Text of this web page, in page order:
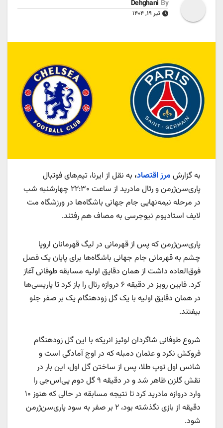
By
Dehghani
تیر ۱۹, ۱۴۰۴
به گزارش مرز اقتصاد، به نقل از ایرنا، تیم‌های فوتبال
پاری‌سن‌ژرمن و رئال مادرید از ساعت ۲۲:۳۰ چهارشنبه شب
در مرحله نیمه‌نهایی جام جهانی باشگاه‌ها در ورزشگاه مت
لایف استادیوم نیوجرسی به مصاف هم رفتند.
پاری‌سن‌ژرمن که پس از قهرمانی در لیگ قهرمانان اروپا
چشم به قهرمانی جام جهانی باشگاه‌ها برای پایان یک فصل
فوق‌العاده داشت از همان دقایق اولیه مسابقه طوفانی آغاز
کرد. فابین رویز در دقیقه ۶ دروازه رئال را باز کرد تا پاریسی‌ها
در همان دقایق اولیه با یک گل زودهنگام یک بر صفر جلو
بیفتند.
شروع طوفانی شاگردان لوئیز انریکه با این گل زودهنگام
فروکش نکرد و عثمان دمبله که در اوج آمادگی است و
شانس اول توپ طلا، پس از ساختن گل اول، این بار در
نقش گلزن ظاهر شد و در دقیقه ۹ گل دوم پی‌اس‌جی را
وارد دروازه مادرید کرد تا نتیجه مسابقه در حالی که هنوز ۱۰
دقیقه از بازی نگذشته بود، ۲ بر صفر به سود پاری‌سن‌ژرمن
شود.